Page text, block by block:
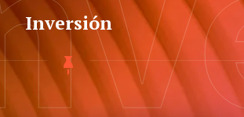
Inversión